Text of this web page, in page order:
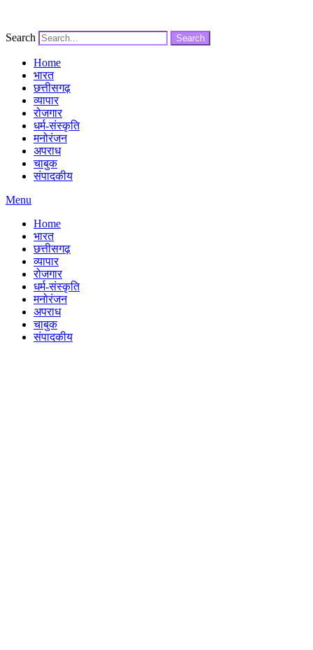
Search Search
Home
भारत
छत्तीसगढ़
व्यापार
रोजगार
धर्म-संस्कृति
मनोरंजन
अपराध
चाबुक
संपादकीय
Menu
Home
भारत
छत्तीसगढ़
व्यापार
रोजगार
धर्म-संस्कृति
मनोरंजन
अपराध
चाबुक
संपादकीय